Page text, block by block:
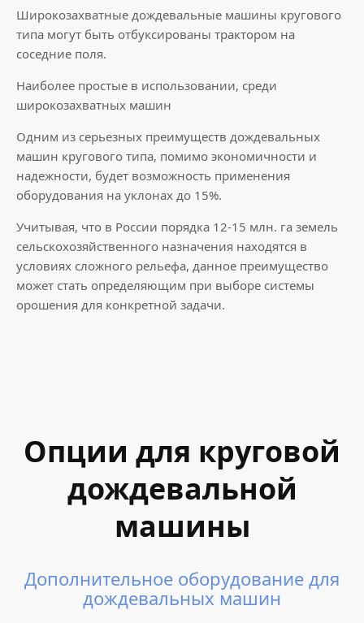
Широкозахватные дождевальные машины кругового
типа могут быть отбуксированы трактором на
соседние поля.
Наиболее простые в использовании, среди
широкозахватных машин
Одним из серьезных преимуществ дождевальных
машин кругового типа, помимо экономичности и
надежности, будет возможность применения
оборудования на уклонах до 15%.
Учитывая, что в России порядка 12-15 млн. га земель
сельскохозяйственного назначения находятся в
условиях сложного рельефа, данное преимущество
может стать определяющим при выборе системы
орошения для конкретной задачи.
Опции для круговой
дождевальной
машины
Дополнительное оборудование для
дождевальных машин